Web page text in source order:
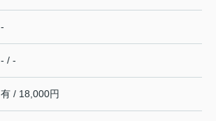
-
- / -
有 / 18,000円